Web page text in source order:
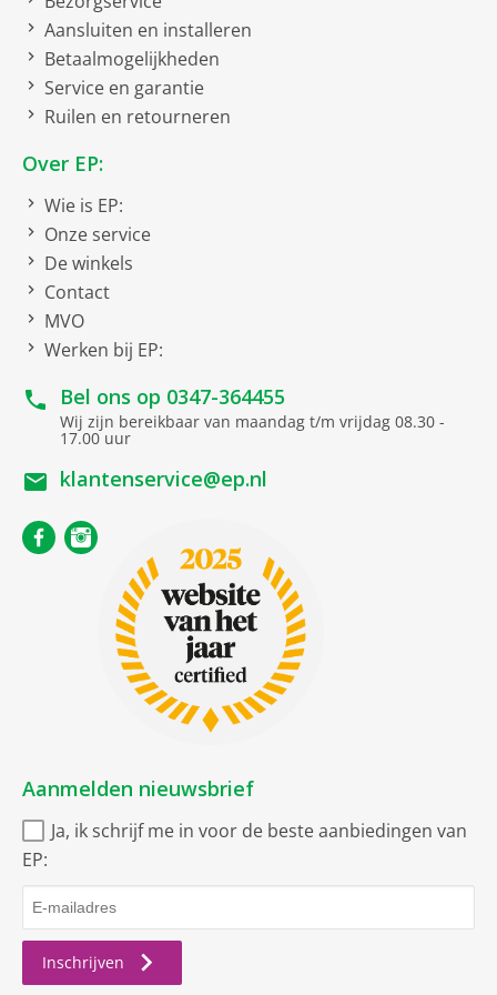
netto hoogte
Doorsnede
Soort
Robot stofzuiger
Werking
Gebruiksduur
Oplaadtijd
Aansluiten en installeren
Betaalmogelijkheden
Service en garantie
Ruilen en retourneren
Over EP:
Wie is EP:
Onze service
De winkels
Contact
MVO
Werken bij EP:
Bel ons op 0347-364455
Wij zijn bereikbaar van maandag t/m vrijdag 08.30 -
17.00 uur
klantenservice@ep.nl
Aanmelden nieuwsbrief
Ja, ik schrijf me in voor de beste aanbiedingen van
EP:
Inschrijven